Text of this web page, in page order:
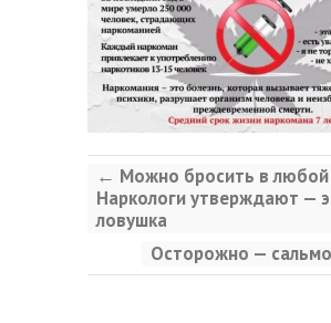
← Можно бросить в
Наркологи утверждают —
ловушка
Осторожно —